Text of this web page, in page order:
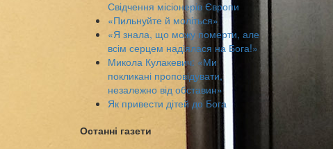
Свідчення місіонерів Європи
«Пильнуйте й моліться»
«Я знала, що можу померти, але
всім серцем надіялася на Бога!»
Микола Кулакевич: «Ми
покликані проповідувати,
незалежно від обставин»
Як привести дітей до Бога
Останні газети